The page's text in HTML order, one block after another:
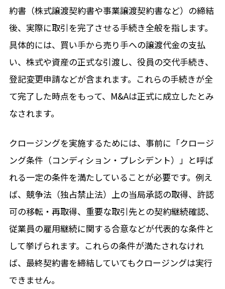
約書（株式譲渡契約書や事業譲渡契約書など）の締結
後、実際に取引を完了させる手続き全般を指します。
具体的には、買い手から売り手への譲渡代金の支払
い、株式や資産の正式な引渡し、役員の交代手続き、
登記変更申請などが含まれます。これらの手続きが全
て完了した時点をもって、M&Aは正式に成立したとみ
なされます。
クロージングを実施するためには、事前に「クロージ
ング条件（コンディション・プレシデント）」と呼ば
れる一定の条件を満たしていることが必要です。例え
ば、競争法（独占禁止法）上の当局承認の取得、許認
可の移転・再取得、重要な取引先との契約継続確認、
従業員の雇用継続に関する合意などが代表的な条件と
して挙げられます。これらの条件が満たされなけれ
ば、最終契約書を締結していてもクロージングは実行
できません。